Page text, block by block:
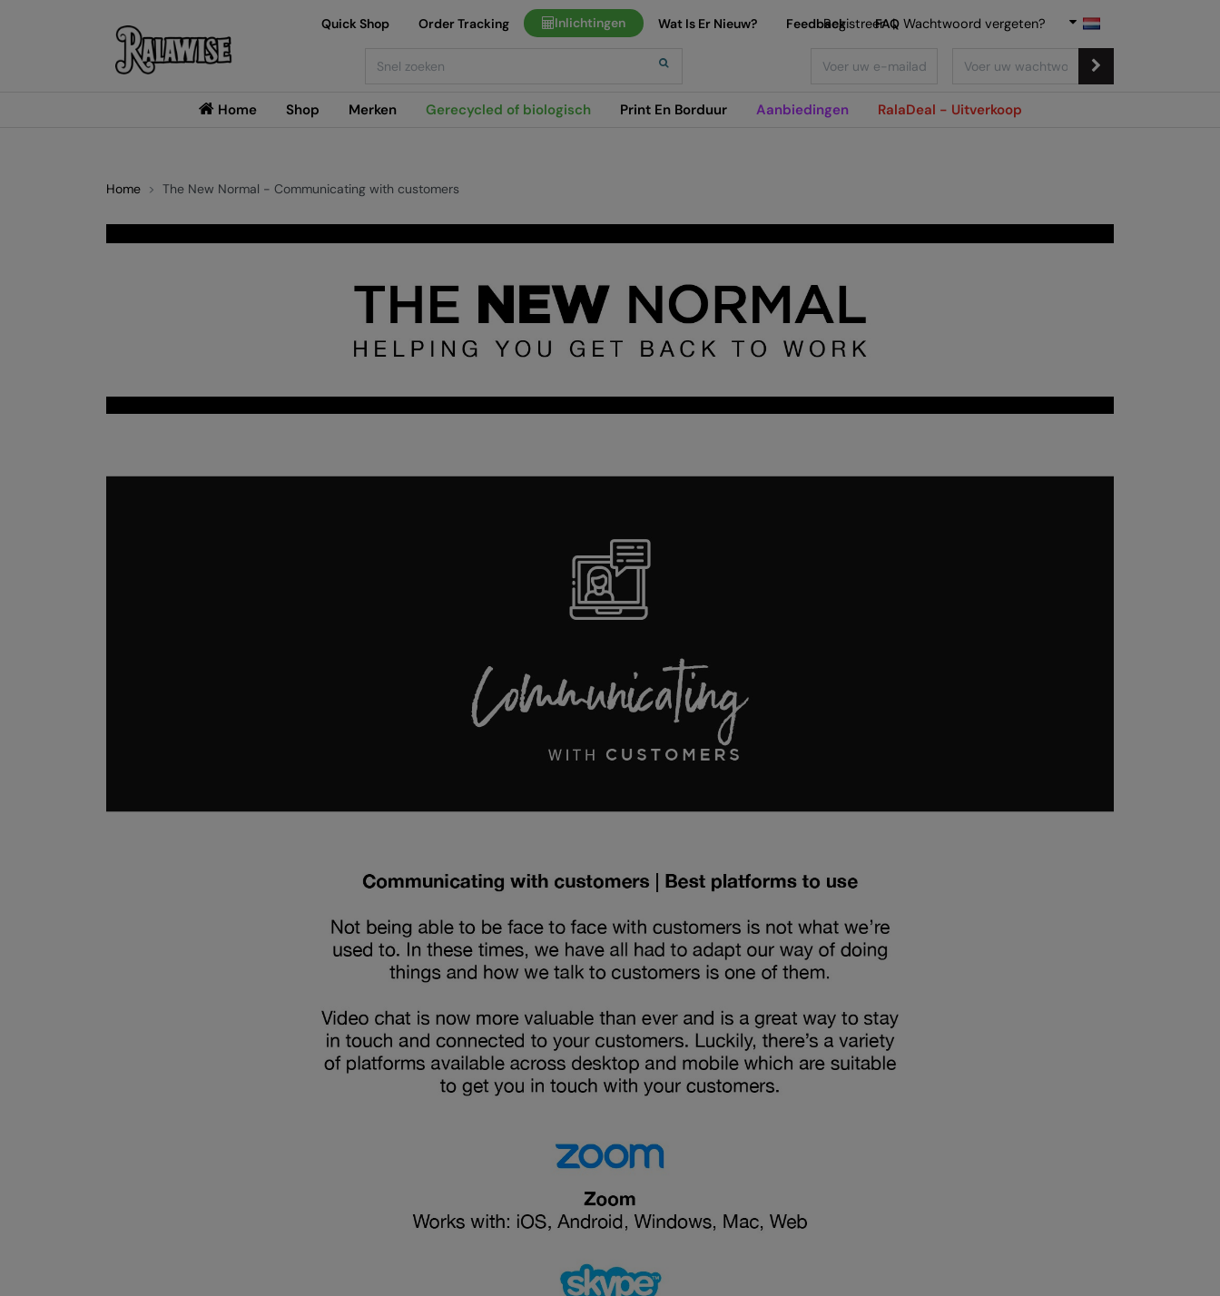
Home Shop Merken Gerecycled of biologisch Print En Borduur Aanbiedingen RalaDeal - Uitverkoop
Quick Shop Order Tracking Inlichtingen Wat Is Er Nieuw? Feedback FAQ
Registreer | Wachtwoord vergeten?
Home The New Normal - Communicating with customers